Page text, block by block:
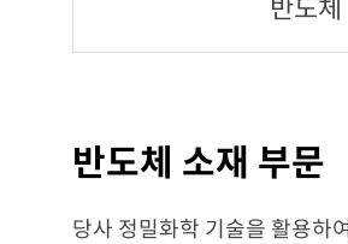
반도체
반도체 소재 부문
당사 정밀화학 기술을 활용하